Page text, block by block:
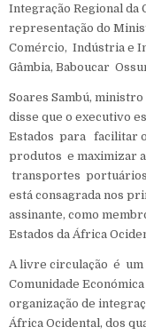
Integração Regional da
representação do
Comércio, Indústria e
Gâmbia, Baboucar
‎Soares Sambú,
disse que o executivo
Estados para facilitar
produtos e maximizar
transportes
está consagrada nos
assinante, como
Estados da África
‎‎A livre circulação é um
Comunidade
organização de
África Ocidental, dos